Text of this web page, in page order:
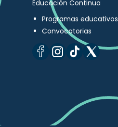
Educación Continua
Programas educativos
Convocatorias